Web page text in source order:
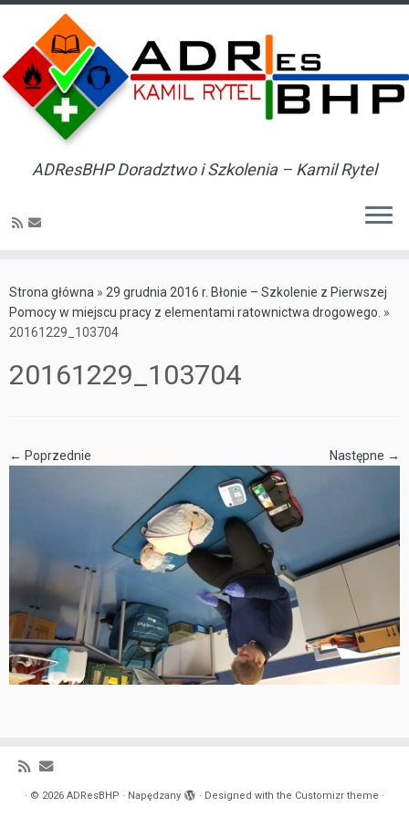
to
content
ADResBHP Doradztwo i Szkolenia – Kamil Rytel
Strona główna » 29 grudnia 2016 r. Błonie – Szkolenie z Pierwszej
Pomocy w miejscu pracy z elementami ratownictwa drogowego. »
20161229_103704
20161229_103704
← Poprzednie Następne →
· © 2026 ADResBHP · Napędzany · Designed with the Customizr theme ·